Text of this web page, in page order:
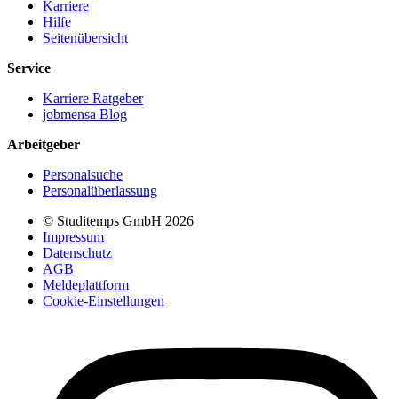
Karriere
Hilfe
Seitenübersicht
Service
Karriere Ratgeber
jobmensa Blog
Arbeitgeber
Personalsuche
Personalüberlassung
© Studitemps GmbH 2026
Impressum
Datenschutz
AGB
Meldeplattform
Cookie-Einstellungen